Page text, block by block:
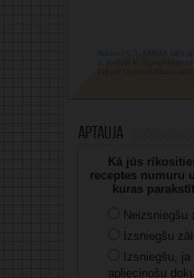
Aptauja
Kā jūs
receptes numuru
kuras
Neizsniegšu
Izsniegšu
Izsniegšu,
apliecinošu